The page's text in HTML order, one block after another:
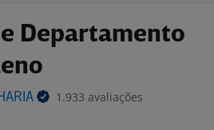
Departamento
1.933 avaliações